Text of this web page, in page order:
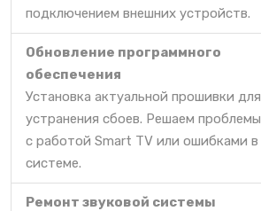
подключением внешних устройств.
Обновление программного
обеспечения
Установка актуальной прошивки для
устранения сбоев. Решаем проблемы
с работой Smart TV или ошибками в
системе.
Ремонт звуковой системы